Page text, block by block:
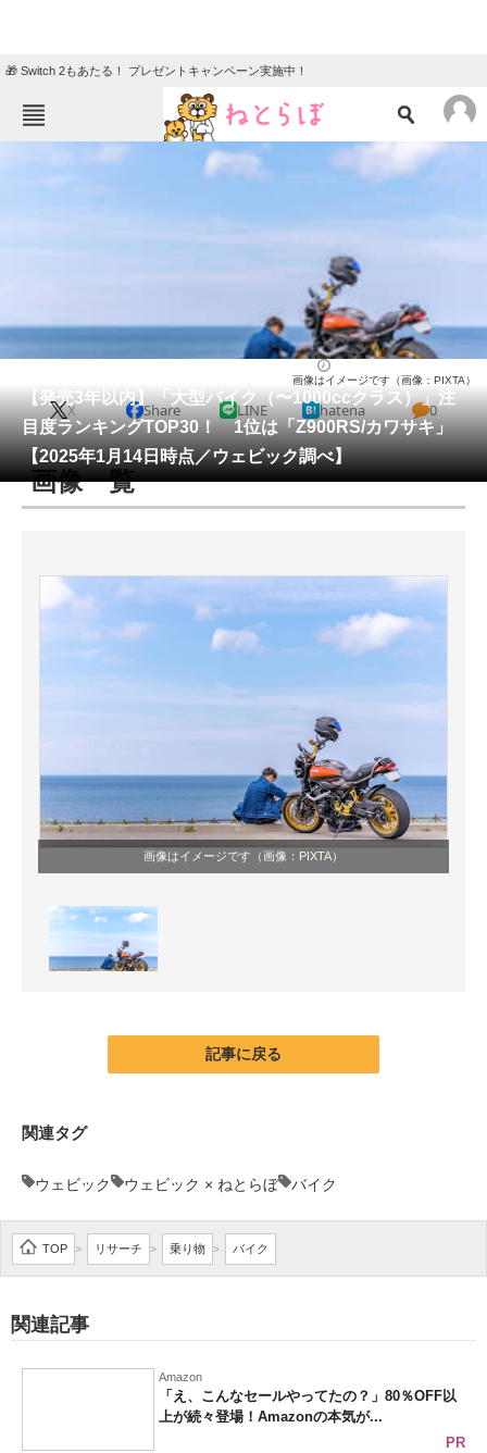
🎁 Switch 2もあたる！ プレゼントキャンペーン実施中！
ねとらぼメニュー
ニュース
教育・育児
リサーチ
会員記事
メディア
注目記事を集めた総合ページ
スマホと通信の最新トレンド
進化するPCとデバイスの未来
企業ITのトレンドを詳説
経営リーダーのコミュニティ
マーケ×ITの今がよく分かる
ITエンジニア向け専門サイト
IT製品の技術・比較・事例
モノづくり技術者専門サイト
エレクトロニクス専門サイト
電子設計の基本と応用
エネルギーの専門メディア
建設×テクノロジーの最前線
ちょっと気になるネットの話題
【発売3年以内】「大型バイク（〜1000ccクラス）」注
目度ランキングTOP30！ 1位は「Z900RS/カワサキ」
【2025年1月14日時点／ウェビック調べ】
画像はイメージです（画像：PIXTA）
X Share LINE hatena 0
画像一覧
画像はイメージです（画像： PIXTA）
記事に戻る
関連タグ
ウェビック ウェビック × ねとらぼ バイク
TOP > リサーチ > 乗り物 > バイク
関連記事
Amazon
「え、こんなセールやってたの？」80％OFF以
上が続々登場！Amazonの本気が...
PR